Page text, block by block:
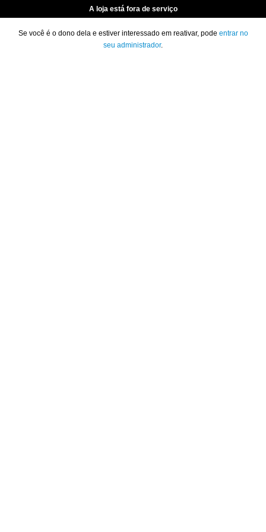
A loja está fora de serviço
Se você é o dono dela e estiver interessado em reativar, pode entrar no
seu administrador.